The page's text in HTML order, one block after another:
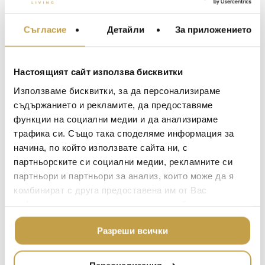
Съгласие Детайли За приложението
Настоящият сайт използва бисквитки
Използваме бисквитки, за да персонализираме
съдържанието и рекламите, да предоставяме
функции на социални медии и да анализираме
трафика си. Също така споделяме информация за
начина, по който използвате сайта ни, с
партньорските си социални медии, рекламните си
партньори и партньори за анализ, които може да я
комбинират с друга предоставена им от Вас
ползването от Ваша страна на услугите им.
Разреши всички
* Комплект от 24 бр. в дървена кутия за
съхранение / 24 pieces
Изтока в ергономични и деликатни
прибори, които вдъхновяват. Чрез
съвременен дизайн и традиционна
изработка, Cutipol създават изключителни
прибори, които грабват вниманието.
The perfect symbiosis of West and East in
ergonomic and delicate pieces that inspire
unique gestures. Through contemporary design
and traditional craftsmanship, Cutipol produces
МЕБЕЛИ ЗА ДОМА И
ЗА МАСАТА
ТЕКСТИЛ ЗА ДОМА
АРОМАТИ ЗА ДОМА
ИЗКУСТВО И КНИГИ
ВИСОК КЛАС
МЕБЕЛИ
ПОДАРЪЦИ
BACCARAT
TOM DIXON
MICHAEL ARAM
ASSOULINE
SELETTI
DOLCE & GABBANA
ETHNICRAFT
ZUIVER